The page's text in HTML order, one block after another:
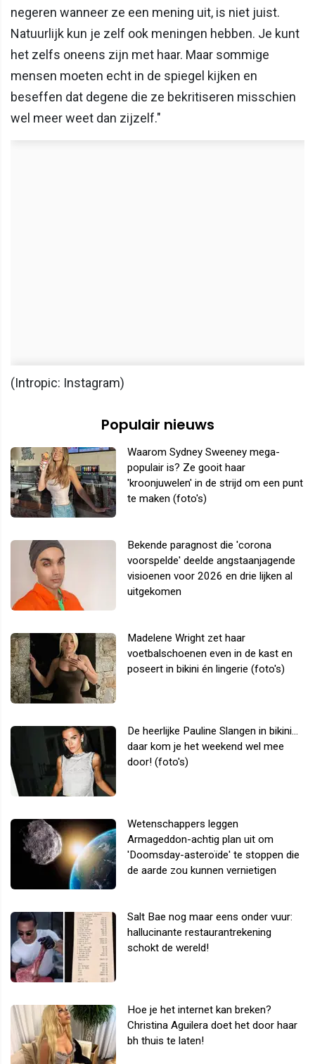
negeren wanneer ze een mening uit, is niet juist.
Natuurlijk kun je zelf ook meningen hebben. Je kunt
het zelfs oneens zijn met haar. Maar sommige
mensen moeten echt in de spiegel kijken en
beseffen dat degene die ze bekritiseren misschien
wel meer weet dan zijzelf."
(Intropic: Instagram)
Populair nieuws
Waarom Sydney Sweeney mega-
populair is? Ze gooit haar
'kroonjuwelen' in de strijd om een punt
te maken (foto's)
Bekende paragnost die 'corona
voorspelde' deelde angstaanjagende
visioenen voor 2026 en drie lijken al
uitgekomen
Madelene Wright zet haar
voetbalschoenen even in de kast en
poseert in bikini én lingerie (foto's)
De heerlijke Pauline Slangen in bikini...
daar kom je het weekend wel mee
door! (foto's)
Wetenschappers leggen
Armageddon-achtig plan uit om
'Doomsday-asteroïde' te stoppen die
de aarde zou kunnen vernietigen
Salt Bae nog maar eens onder vuur:
hallucinante restaurantrekening
schokt de wereld!
Hoe je het internet kan breken?
Christina Aguilera doet het door haar
bh thuis te laten!